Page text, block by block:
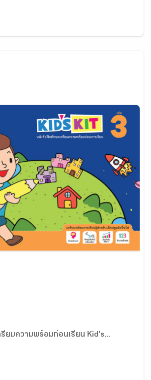
ยมความพร้อมก่อนเรียน Kid's...